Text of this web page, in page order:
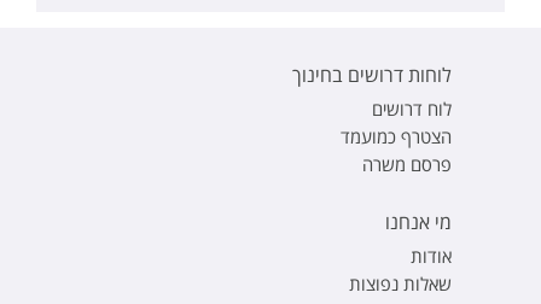
לוחות דרושים בחינוך
לוח דרושים
הצטרף כמועמד
פרסם משרה
מי אנחנו
אודות
שאלות נפוצות